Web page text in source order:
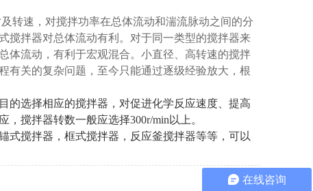
转速，对搅拌功率在总体流动和湍流脉动之间的分
搅拌器对总体流动有利。对于同一类型的搅拌器来
体流动，有利于宏观混合。小直径、高转速的搅拌
有关的复杂问题，至今只能通过逐级经验放大，根
的选择相应的搅拌器，对促进化学反应速度、提高
搅拌器转数一般应选择300r/min以上。
式搅拌器，框式搅拌器，反应釜搅拌器等等，可以
在线咨询